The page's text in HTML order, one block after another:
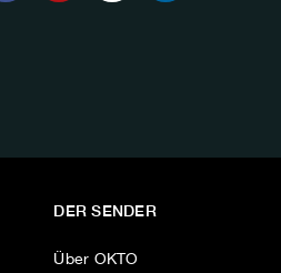
DER SENDER
Über OKTO